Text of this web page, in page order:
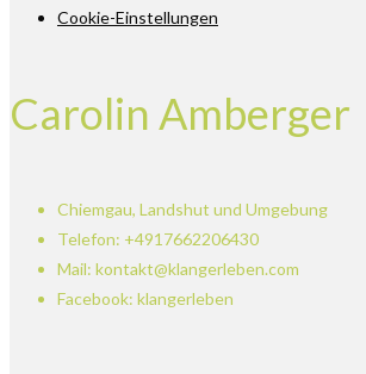
Cookie-Einstellungen
Carolin Amberger
Chiemgau, Landshut und Umgebung
Telefon: +4917662206430
Mail: kontakt@klangerleben.com
Facebook: klangerleben